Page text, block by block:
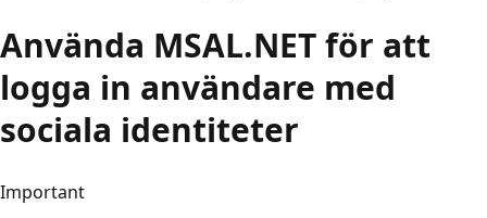
Använda MSAL.NET för att
logga in användare med
sociala identiteter
Important